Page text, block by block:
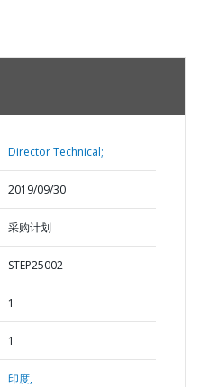
Director Technical;
2019/09/30
采购计划
STEP25002
1
1
印度,